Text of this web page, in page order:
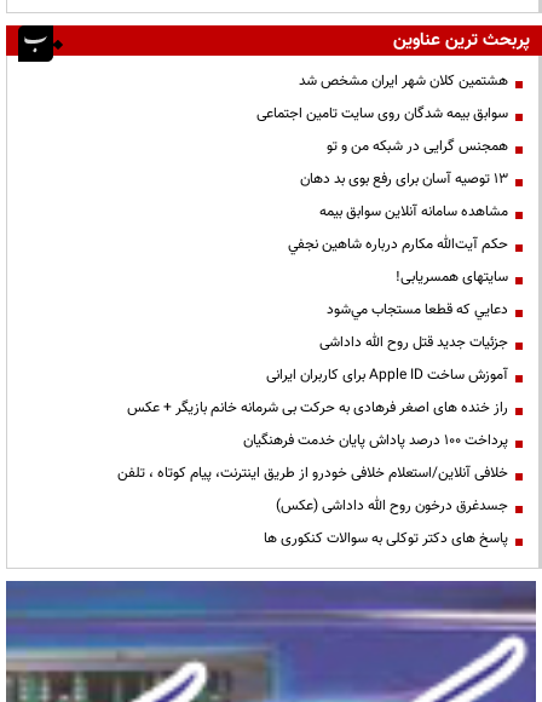
پربحث ترین عناوین
هشتمین کلان شهر ایران مشخص شد
سوابق بیمه شدگان روی سایت تامین اجتماعی
همجنس گرایی در شبکه من و تو
13 توصیه آسان برای رفع بوی بد دهان
مشاهده سامانه آنلاين سوابق بیمه
حكم آيت‌الله مكارم درباره شاهين نجفي
سایتهای همسریابی!
دعايي كه قطعا مستجاب مي‌شود
جزئیات جدید قتل روح الله داداشی
آموزش ساخت Apple ID برای کاربران ایرانی
راز خنده های اصغر فرهادی به حرکت بی شرمانه خانم بازیگر + عکس
پرداخت ۱۰۰ درصد پاداش پایان خدمت فرهنگیان
خلافی آنلاین/استعلام خلافی خودرو از طریق اینترنت، پیام کوتاه ، تلفن
جسدغرق درخون روح الله داداشی (عکس)
پاسخ های دکتر توکلی به سوالات کنکوری ها